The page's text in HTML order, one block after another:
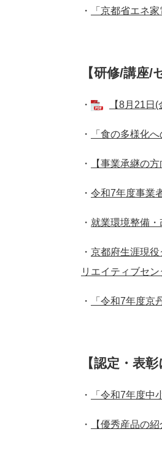
・ 「京都省エネ
【研修/講座/
・ 【8月21
・ 「食の多様化
・ 【事業承継の
・ 令和7年度事業
・ 就業環境整備・
・ 京都府生涯現
リエイティブセン
・ 「令和7年度京
【認定・表
・ 「令和7年度中
・ 【優秀産品の